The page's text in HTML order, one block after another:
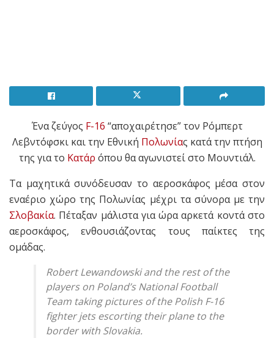
Ένα ζεύγος F-16 “αποχαιρέτησε” τον Ρόμπερτ
Λεβντόφσκι και την Εθνική Πολωνίας κατά την πτήση
της για το Κατάρ όπου θα αγωνιστεί στο Μουντιάλ.
Τα μαχητικά συνόδευσαν το αεροσκάφος μέσα στον
εναέριο χώρο της Πολωνίας μέχρι τα σύνορα με την
Σλοβακία. Πέταξαν μάλιστα για ώρα αρκετά κοντά στο
αεροσκάφος, ενθουσιάζοντας τους παίκτες της
ομάδας.
Robert Lewandowski and the rest of the
players on Poland’s National Football
Team taking pictures of the Polish F-16
fighter jets escorting their plane to the
border with Slovakia.